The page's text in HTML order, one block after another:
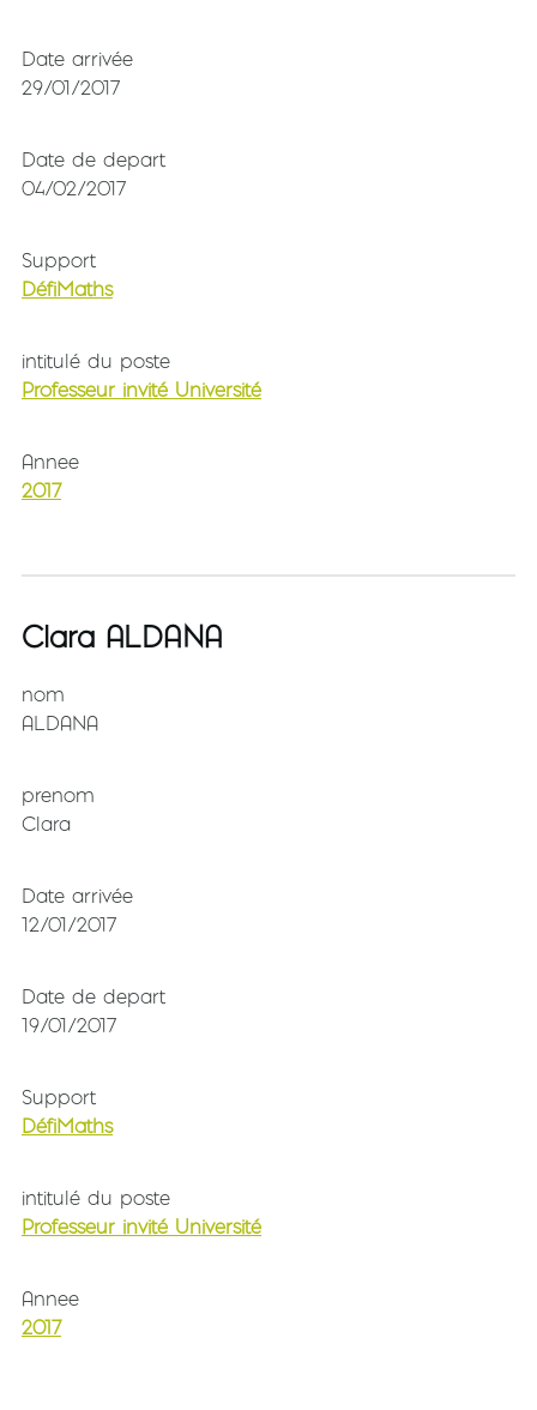
Date arrivée
29/01/2017
Date de depart
04/02/2017
Support
DéfiMaths
intitulé du poste
Professeur invité Université
Annee
2017
Clara ALDANA
nom
ALDANA
prenom
Clara
Date arrivée
12/01/2017
Date de depart
19/01/2017
Support
DéfiMaths
intitulé du poste
Professeur invité Université
Annee
2017